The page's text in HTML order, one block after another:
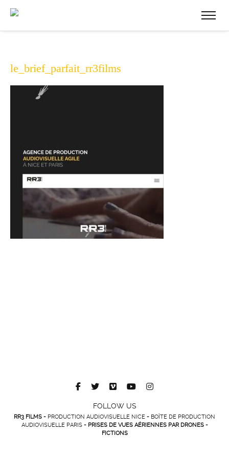
le_brief_parfait_rr3films
FOLLOW US
RR3 FILMS - PRODUCTION AUDIOVISUELLE NICE - BOÎTE DE PRODUCTION
AUDIOVISUELLE PARIS- PRISES DE VUES AÉRIENNES PAR DRONES -
FICTIONS